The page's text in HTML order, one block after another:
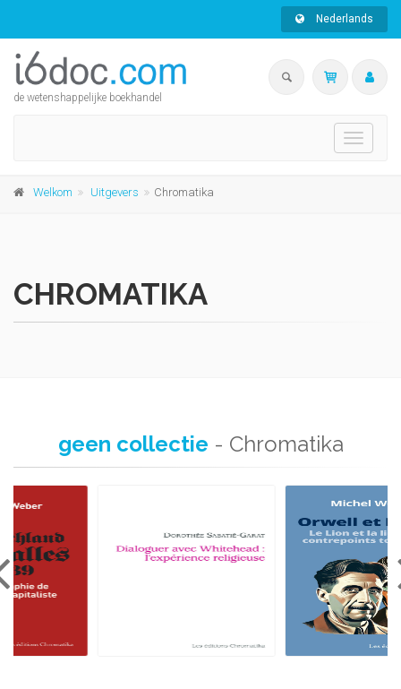
Nederlands
de wetenshappelijke boekhandel
Toggle
Welkom Uitgevers Chromatika
CHROMATIKA
geen collectie - Chromatika